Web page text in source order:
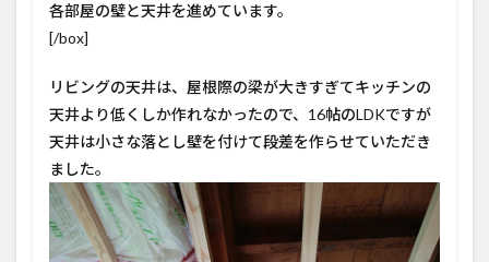
各部屋の壁と天井を進めています。
[/box]
リビングの天井は、屋根際の梁が大きすぎてキッチンの
天井より低くしか作れなかったので、16帖のLDKですが
天井は小さな落とし壁を付けて段差を作らせていただき
ました。